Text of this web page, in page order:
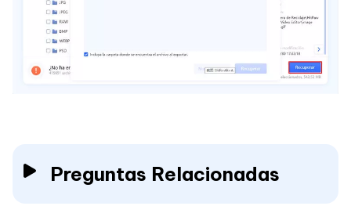
Preguntas Relacionadas